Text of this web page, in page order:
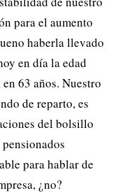
para el aumento
haberla llevado
en día la edad
63 años. Nuestro
de reparto, es
del bolsillo
para hablar de
¿no?